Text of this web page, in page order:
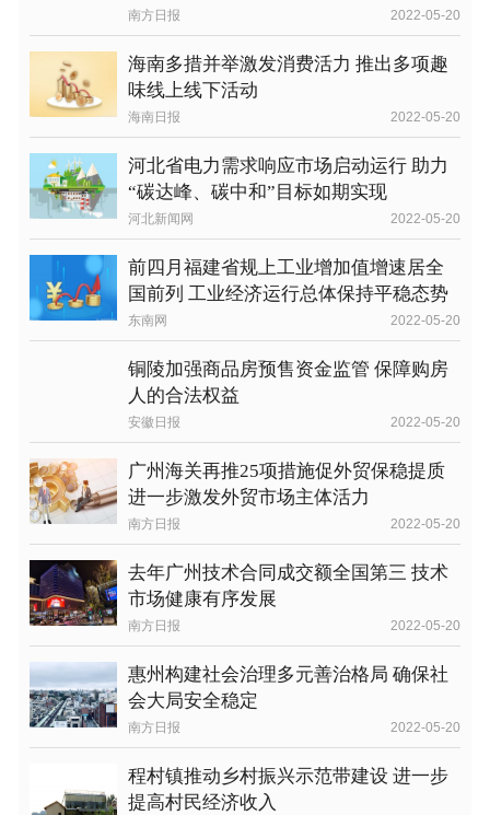
南方日报 2022-05-20
海南多措并举激发消费活力 推出多项趣
味线上线下活动
海南日报 2022-05-20
河北省电力需求响应市场启动运行 助力
“碳达峰、碳中和”目标如期实现
河北新闻网 2022-05-20
前四月福建省规上工业增加值增速居全
国前列 工业经济运行总体保持平稳态势
东南网 2022-05-20
铜陵加强商品房预售资金监管 保障购房
人的合法权益
安徽日报 2022-05-20
广州海关再推25项措施促外贸保稳提质
进一步激发外贸市场主体活力
南方日报 2022-05-20
去年广州技术合同成交额全国第三 技术
市场健康有序发展
南方日报 2022-05-20
惠州构建社会治理多元善治格局 确保社
会大局安全稳定
南方日报 2022-05-20
程村镇推动乡村振兴示范带建设 进一步
提高村民经济收入